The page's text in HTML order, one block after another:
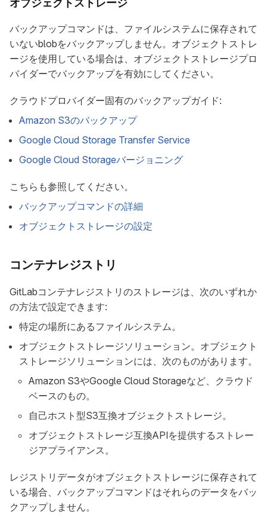
オブジェクトストレージ
バックアップコマンドは、ファイルシステムに保存されて
いないblobをバックアップしません。オブジェクトストレ
ージを使用している場合は、オブジェクトストレージプロ
バイダーでバックアップを有効にしてください。
クラウドプロバイダー固有のバックアップガイド:
Amazon S3のバックアップ
Google Cloud Storage Transfer Service
Google Cloud Storageバージョニング
こちらも参照してください。
バックアップコマンドの詳細
オブジェクトストレージの設定
コンテナレジストリ
GitLabコンテナレジストリのストレージは、次のいずれか
の方法で設定できます:
特定の場所にあるファイルシステム。
オブジェクトストレージソリューション。オブジェクト
ストレージソリューションには、次のものがあります。
Amazon S3やGoogle Cloud Storageなど、クラウド
ベースのもの。
自己ホスト型S3互換オブジェクトストレージ。
オブジェクトストレージ互換APIを提供するストレー
ジアプライアンス。
レジストリデータがオブジェクトストレージに保存されて
いる場合、バックアップコマンドはそれらのデータをバッ
クアップしません。